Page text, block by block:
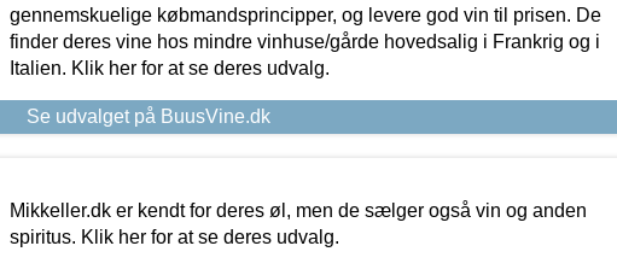
gennemskuelige købmandsprincipper, og levere god vin til prisen. De
finder deres vine hos mindre vinhuse/gårde hovedsalig i Frankrig og i
Italien. Klik her for at se deres udvalg.
Se udvalget på BuusVine.dk
Mikkeller.dk er kendt for deres øl, men de sælger også vin og anden
spiritus. Klik her for at se deres udvalg.